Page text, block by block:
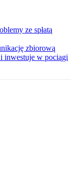
ze spłatą
zbiorową
inwestuje w pociągi